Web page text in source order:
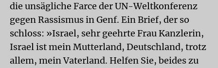
die unsägliche Farce der UN-Weltkonferenz
gegen Rassismus in Genf. Ein Brief, der so
schloss: »Israel, sehr geehrte Frau Kanzlerin,
Israel ist mein Mutterland, Deutschland, trotz
allem, mein Vaterland. Helfen Sie, beides zu